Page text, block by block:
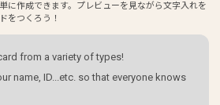
に作成できます。プレビューを見ながら文字入れを
をつくろう！
from a variety of types!
name, ID...etc. so that everyone knows